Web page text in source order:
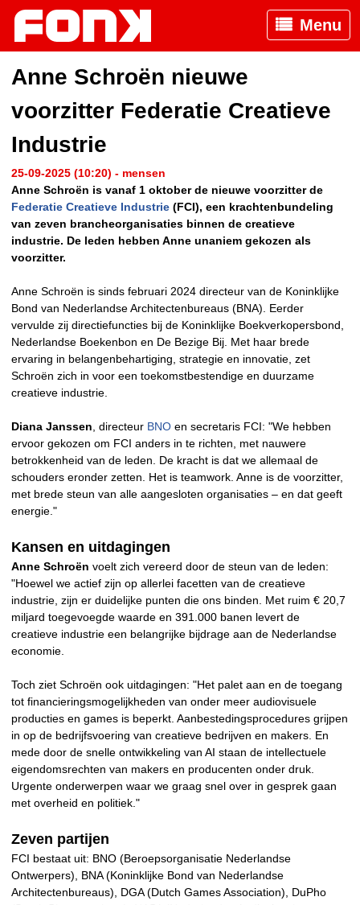
Menu
Anne Schroën nieuwe
voorzitter Federatie Creatieve
Industrie
25-09-2025 (10:20) - mensen
Anne Schroën is vanaf 1 oktober de nieuwe voorzitter de
Federatie Creatieve Industrie (FCI), een krachtenbundeling
van zeven brancheorganisaties binnen de creatieve
industrie. De leden hebben Anne unaniem gekozen als
voorzitter.
Anne Schroën is sinds februari 2024 directeur van de Koninklijke
Bond van Nederlandse Architectenbureaus (BNA). Eerder
vervulde zij directiefuncties bij de Koninklijke Boekverkopersbond,
Nederlandse Boekenbon en De Bezige Bij. Met haar brede
ervaring in belangenbehartiging, strategie en innovatie, zet
Schroën zich in voor een toekomstbestendige en duurzame
creatieve industrie.
Diana Janssen , directeur BNO en secretaris FCI: "We hebben
ervoor gekozen om FCI anders in te richten, met nauwere
betrokkenheid van de leden. De kracht is dat we allemaal de
schouders eronder zetten. Het is teamwork. Anne is de voorzitter,
met brede steun van alle aangesloten organisaties – en dat geeft
energie."
Kansen en uitdagingen
Anne Schroën voelt zich vereerd door de steun van de leden:
"Hoewel we actief zijn op allerlei facetten van de creatieve
industrie, zijn er duidelijke punten die ons binden. Met ruim € 20,7
miljard toegevoegde waarde en 391.000 banen levert de
creatieve industrie een belangrijke bijdrage aan de Nederlandse
economie.
Toch ziet Schroën ook uitdagingen: "Het palet aan en de toegang
tot financieringsmogelijkheden van onder meer audiovisuele
producties en games is beperkt. Aanbestedingsprocedures grijpen
in op de bedrijfsvoering van creatieve bedrijven en makers. En
mede door de snelle ontwikkeling van AI staan de intellectuele
eigendomsrechten van makers en producenten onder druk.
Urgente onderwerpen waar we graag snel over in gesprek gaan
met overheid en politiek."
Zeven partijen
FCI bestaat uit: BNO (Beroepsorganisatie Nederlandse
Ontwerpers), BNA (Koninklijke Bond van Nederlandse
Architectenbureaus), DGA (Dutch Games Association), DuPho